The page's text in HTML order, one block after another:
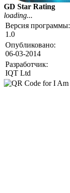
GD Star Rating
loading...
Версия программы:
1.0
Опубликовано:
06-03-2014
Разработчик:
IQT Ltd